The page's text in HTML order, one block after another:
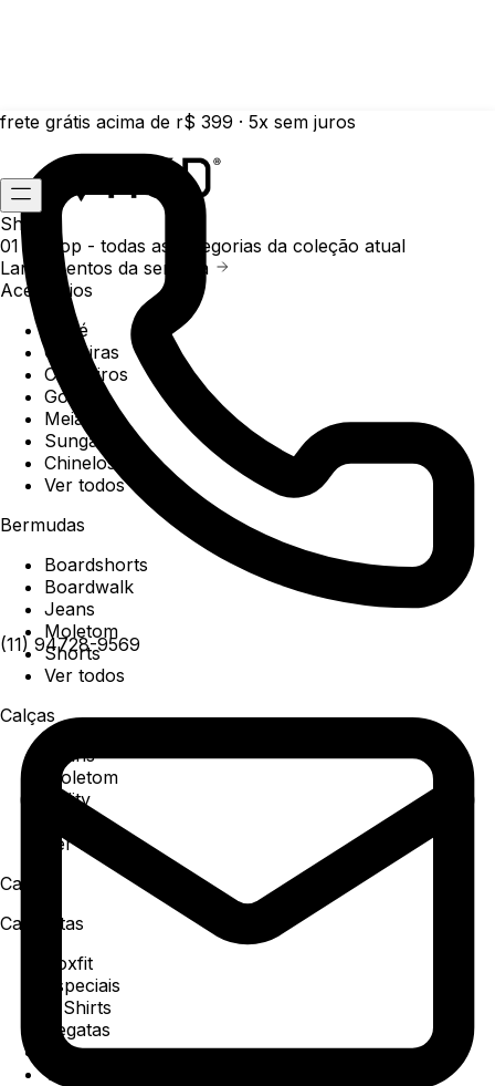
frete grátis acima de r$ 399 · 5x sem juros
(11) 94728-9569
Shop
01 /
Shop - todas as categorias da coleção atual
Lançamentos da semana
Acessórios
Boné
Carteiras
Chaveiros
Gorros
Meias
Sunga
Chinelos
Ver todos
Bermudas
Boardshorts
Boardwalk
Jeans
Moletom
Shorts
Ver todos
Calças
Jeans
Moletom
Utility
Ver todos
Camisa
Camisetas
Boxfit
Especiais
T-Shirts
Regatas
Polo
Ver todos